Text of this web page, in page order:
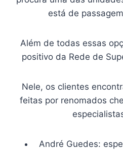
está de
Além de todas essas
positivo da Rede de
Nele, os clientes
feitas por renomados
André Guedes: